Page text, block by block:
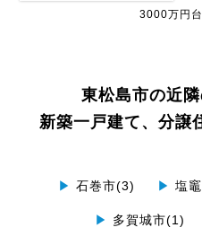
3000万円
東松島市の近
新築一戸建て、分譲
▶ 石巻市(3) ▶ 塩
▶ 多賀城市(1)